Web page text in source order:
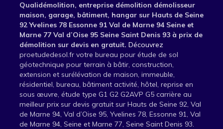
Qualidémolition, entreprise démolition démolisseur
maison, garage, bâtiment, hangar sur Hauts de Seine
92 Yvelines 78 Essonne 91 Val de Marne 94 Seine et
Marne 77 Val d’Oise 95 Seine Saint Denis 93 à prix de
démolition sur devis en gratuit. Découvrez
proetudedesol.fr votre bureau pour étude de sol
géotechnique pour terrain à bâtir, construction,
extension et surélévation de maison, immeuble,
résidentiel, bureau, bâtiment activité, hôtel, reprise en
sous œuvre, étude type G1 G2 G2AVP G5 carrière au
meilleur prix sur devis gratuit sur Hauts de Seine 92, Val
de Marne 94, Val d’Oise 95, Yvelines 78, Essonne 91, Val
de Marne 94, Seine et Marne 77, Seine Saint Denis 93.